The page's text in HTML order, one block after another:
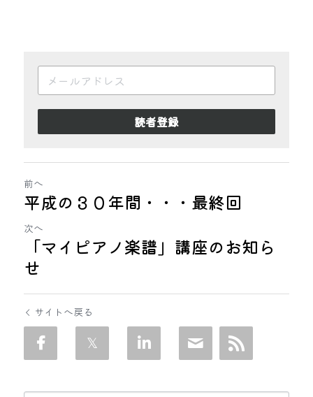
読者登録
前へ
平成の３０年間・・・最終回
次へ
「マイピアノ楽譜」講座のお知ら
せ
サイトへ戻る